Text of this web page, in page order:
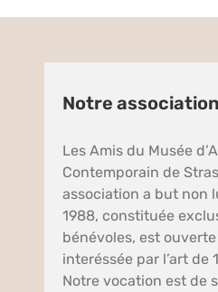
Notre association
Les Amis du Musée
Contemporain de
association a but non
1988, constituée
bénévoles, est
interéssée par l’art de
Notre vocation est de